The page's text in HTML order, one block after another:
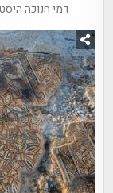
דמי חנוכה